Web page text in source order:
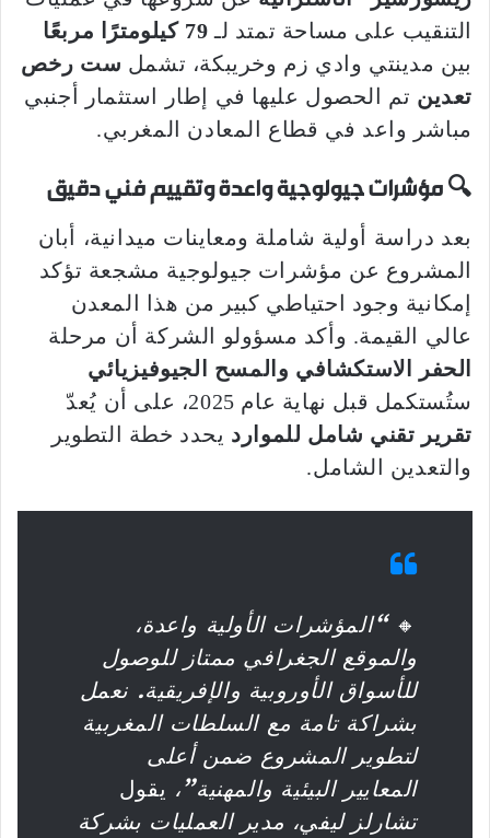
التنقيب على مساحة تمتد لـ 79 كيلومترًا مربعًا
بين مدينتي وادي زم وخريبكة، تشمل ست رخص
تعدين تم الحصول عليها في إطار استثمار أجنبي
مباشر واعد في قطاع المعادن المغربي.
🔍 مؤشرات جيولوجية واعدة وتقييم فني دقيق
بعد دراسة أولية شاملة ومعاينات ميدانية، أبان
المشروع عن مؤشرات جيولوجية مشجعة تؤكد
إمكانية وجود احتياطي كبير من هذا المعدن
عالي القيمة. وأكد مسؤولو الشركة أن مرحلة
الحفر الاستكشافي والمسح الجيوفيزيائي
ستُستكمل قبل نهاية عام 2025، على أن يُعدّ
تقرير تقني شامل للموارد يحدد خطة التطوير
والتعدين الشامل.
🔸“المؤشرات الأولية واعدة،
والموقع الجغرافي ممتاز للوصول
للأسواق الأوروبية والإفريقية. نعمل
بشراكة تامة مع السلطات المغربية
لتطوير المشروع ضمن أعلى
المعايير البيئية والمهنية”، يقول
تشارلز ليفي، مدير العمليات بشركة